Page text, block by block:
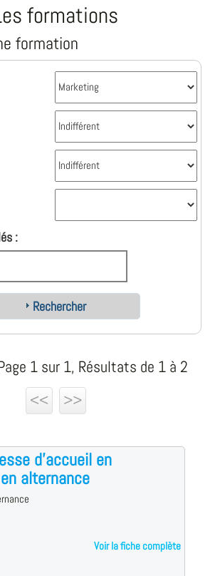
formations
formation
:
Rechercher
1 sur 1, Résultats de 1 à 2
<<
>>
d'accueil en
alternance
Voir la fiche complète